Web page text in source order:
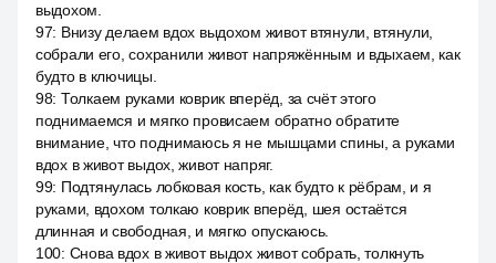
выдохом.
97: Внизу делаем вдох выдохом живот втянули, втянули,
собрали его, сохранили живот напряжённым и вдыхаем, как
будто в ключицы.
98: Толкаем руками коврик вперёд, за счёт этого
поднимаемся и мягко провисаем обратно обратите
внимание, что поднимаюсь я не мышцами спины, а руками
вдох в живот выдох, живот напряг.
99: Подтянулась лобковая кость, как будто к рёбрам, и я
руками, вдохом толкаю коврик вперёд, шея остаётся
длинная и свободная, и мягко опускаюсь.
100: Снова вдох в живот выдох живот собрать, толкнуть